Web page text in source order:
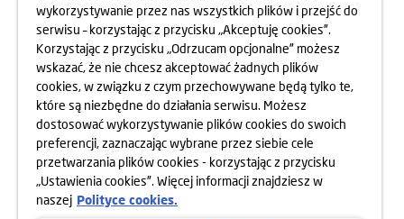
dowiedz się więcej
wykorzystywanie przez nas wszystkich plików i przejść do
serwisu – korzystając z przycisku „Akceptuję cookies”.
Korzystając z przycisku „Odrzucam opcjonalne” możesz
wskazać, że nie chcesz akceptować żadnych plików
cookies, w związku z czym przechowywane będą tylko te,
które są niezbędne do działania serwisu. Możesz
dostosować wykorzystywanie plików cookies do swoich
preferencji, zaznaczając wybrane przez siebie cele
przetwarzania plików cookies - korzystając z przycisku
„Ustawienia cookies”. Więcej informacji znajdziesz w
naszej Polityce cookies.